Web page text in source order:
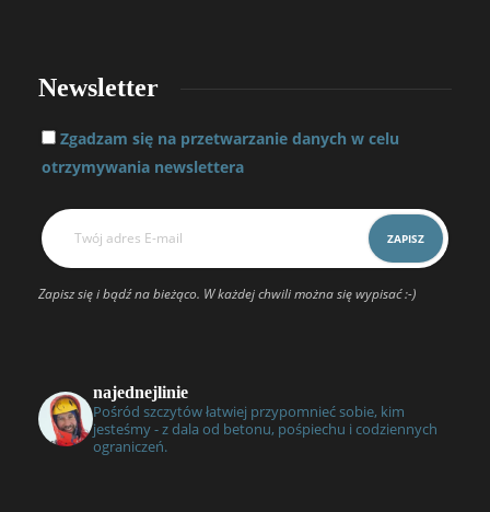
Newsletter
Zgadzam się na przetwarzanie danych w celu
otrzymywania newslettera
Zapisz się i bądź na bieżąco. W każdej chwili można się wypisać :-)
najednejlinie
Pośród szczytów łatwiej przypomnieć sobie, kim
jesteśmy - z dala od betonu, pośpiechu i codziennych
ograniczeń.